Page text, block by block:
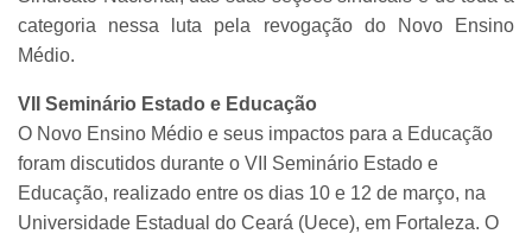
categoria nessa luta pela revogação do Novo Ensino
Médio.
VII Seminário Estado e Educação
O Novo Ensino Médio e seus impactos para a Educação
foram discutidos durante o VII Seminário Estado e
Educação, realizado entre os dias 10 e 12 de março, na
Universidade Estadual do Ceará (Uece), em Fortaleza. O